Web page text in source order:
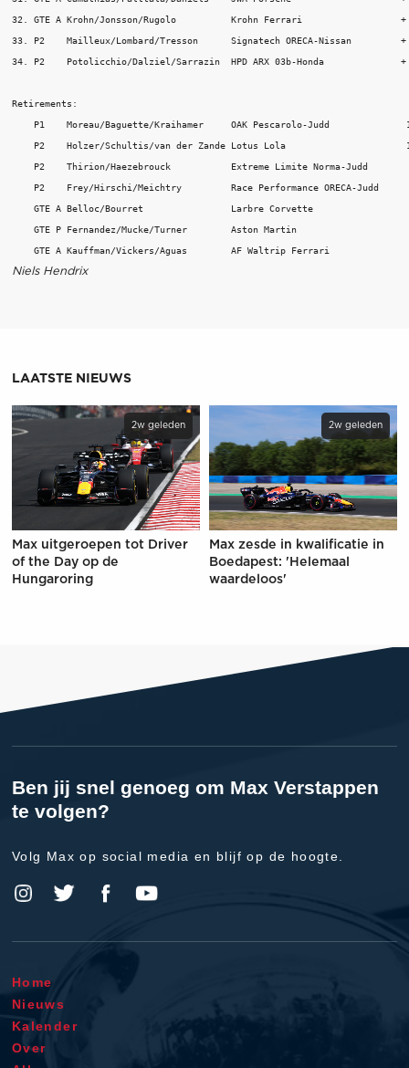
32. GTE A Krohn/Jonsson/Rugolo          Krohn Ferrari                  +
33. P2    Mailleux/Lombard/Tresson      Signatech ORECA-Nissan
34. P2    Potolicchio/Dalziel/Sarrazin  HPD ARX 03b-Honda              +
Retirements:
P1    Moreau/Baguette/Kraihamer     OAK Pescarolo-Judd
P2    Holzer/Schultis/van der Zande Lotus Lola
P2    Thirion/Haezebrouck           Extreme Limite Norma-Judd
P2    Frey/Hirschi/Meichtry         Race Performance ORECA-Judd
GTE A Belloc/Bourret                Larbre Corvette
GTE P Fernandez/Mucke/Turner        Aston Martin
Niels Hendrix
LAATSTE NIEUWS
2w geleden
Max uitgeroepen tot Driver
of the Day op de
Hungaroring
2w geleden
Max zesde in kwalificatie in
Boedapest: 'Helemaal
waardeloos'
Ben jij snel genoeg om Max Verstappen
te volgen?
Volg Max op social media en blijf op de hoogte.
Home
Nieuws
Kalender
Over